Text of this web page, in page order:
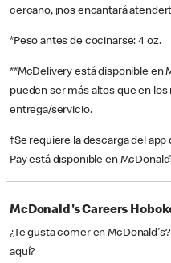
cercano, ¡nos encantará
*Peso antes de cocinarse: 4 oz.
**McDelivery está disponible en
pueden ser más altos que en
entrega/servicio.
†Se requiere la descarga del
Pay está disponible en
McDonald's Careers
¿Te gusta comer en
aquí?